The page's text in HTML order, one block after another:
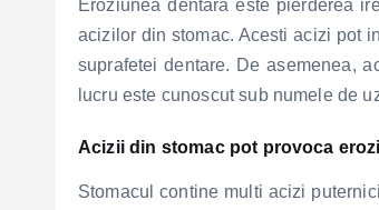
Eroziunea dentara este pierderea
acizilor din stomac. Acesti acizi pot
suprafetei dentare. De asemenea,
lucru este cunoscut sub numele de
Acizii din stomac pot provoca
Stomacul contine multi acizi